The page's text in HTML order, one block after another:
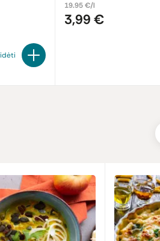
19.95 €/l
3,99 €